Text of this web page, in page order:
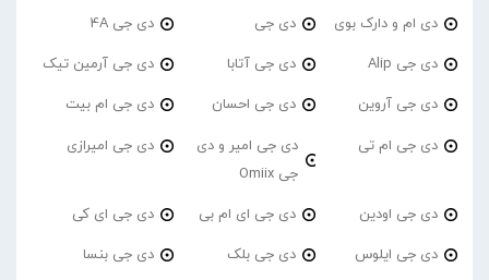
دی ام و دارک بوی دی جی دی جی 4A
دی جی Alip دی جی آتابا دی جی آرمین تیک
دی جی آروین دی جی احسان دی جی ام بیت
دی جی ام تی
دی جی امیر و دی
جی Omiix
دی جی امیرازی
دی جی اودین دی جی ای ام بی دی جی ای کی
دی جی ایلوس دی جی بلک دی جی بنسا